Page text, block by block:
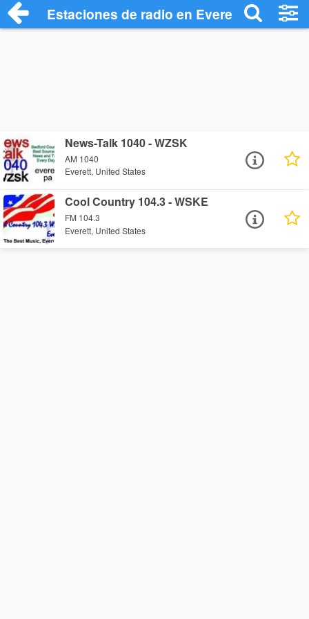
Estaciones de radio en Everett -
News-Talk 1040 - WZSK
AM 1040
Everett, United States
Cool Country 104.3 - WSKE
FM 104.3
Everett, United States